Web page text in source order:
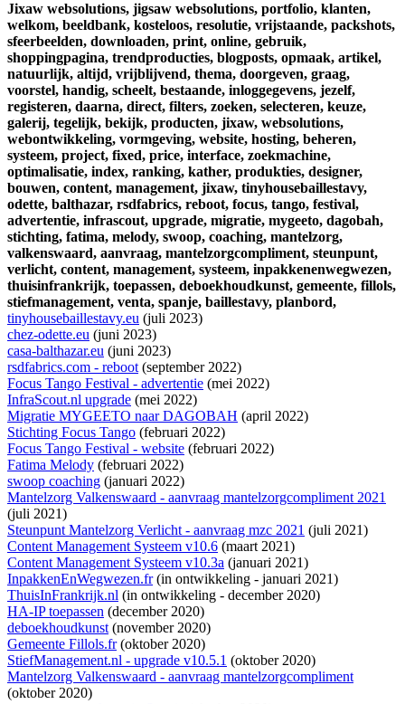
Jixaw websolutions, jigsaw websolutions, portfolio, klanten,
welkom, beeldbank, kosteloos, resolutie, vrijstaande, packshots,
sfeerbeelden, downloaden, print, online, gebruik,
shoppingpagina, trendproducties, blogposts, opmaak, artikel,
natuurlijk, altijd, vrijblijvend, thema, doorgeven, graag,
voorstel, handig, scheelt, bestaande, inloggegevens, jezelf,
registeren, daarna, direct, filters, zoeken, selecteren, keuze,
galerij, tegelijk, bekijk, producten, jixaw, websolutions,
webontwikkeling, vormgeving, website, hosting, beheren,
systeem, project, fixed, price, interface, zoekmachine,
optimalisatie, index, ranking, kather, produkties, designer,
bouwen, content, management, jixaw, tinyhousebaillestavy,
odette, balthazar, rsdfabrics, reboot, focus, tango, festival,
advertentie, infrascout, upgrade, migratie, mygeeto, dagobah,
stichting, fatima, melody, swoop, coaching, mantelzorg,
valkenswaard, aanvraag, mantelzorgcompliment, steunpunt,
verlicht, content, management, systeem, inpakkenenwegwezen,
thuisinfrankrijk, toepassen, deboekhoudkunst, gemeente, fillols,
stiefmanagement, venta, spanje, baillestavy, planbord,
tinyhousebaillestavy.eu (juli 2023)
chez-odette.eu (juni 2023)
casa-balthazar.eu (juni 2023)
rsdfabrics.com - reboot(september 2022)
Focus Tango Festival - advertentie (mei 2022)
InfraScout.nl upgrade (mei 2022)
Migratie MYGEETO naar DAGOBAH (april 2022)
Stichting Focus Tango (februari 2022)
Focus Tango Festival - website (februari 2022)
Fatima Melody (februari 2022)
swoop coaching (januari 2022)
Mantelzorg Valkenswaard - aanvraag mantelzorgcompliment 2021
(juli 2021)
Steunpunt Mantelzorg Verlicht - aanvraag mzc 2021 (juli 2021)
Content Management Systeem v10.6 (maart 2021)
Content Management Systeem v10.3a (januari 2021)
InpakkenEnWegwezen.fr(in ontwikkeling - januari 2021)
ThuisInFrankrijk.nl (in ontwikkeling - december 2020)
HA-IP toepassen (december 2020)
deboekhoudkunst(november 2020)
Gemeente Fillols.fr(oktober 2020)
StiefManagement.nl - upgrade v10.5.1 (oktober 2020)
Mantelzorg Valkenswaard - aanvraag mantelzorgcompliment
(oktober 2020)